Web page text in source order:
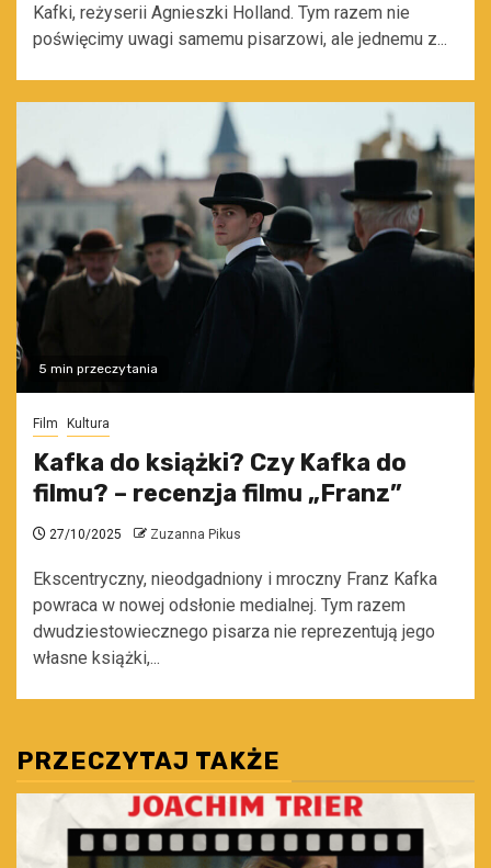
Kafki, reżyserii Agnieszki Holland. Tym razem nie
poświęcimy uwagi samemu pisarzowi, ale jednemu z...
5 min przeczytania
Film Kultura
Kafka do książki? Czy Kafka do
filmu? – recenzja filmu „Franz”
27/10/2025 Zuzanna Pikus
Ekscentryczny, nieodgadniony i mroczny Franz Kafka
powraca w nowej odsłonie medialnej. Tym razem
dwudziestowiecznego pisarza nie reprezentują jego
własne książki,...
PRZECZYTAJ TAKŻE